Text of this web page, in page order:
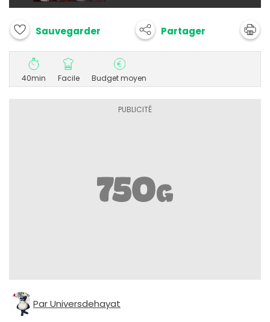
Sauvegarder Partager
40min Facile Budget moyen
Par Universdehayat